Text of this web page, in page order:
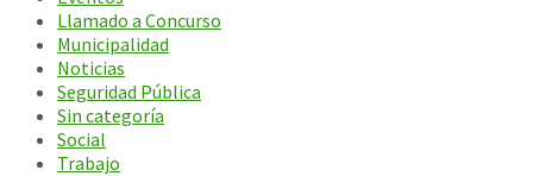
Llamado a Concurso
Municipalidad
Noticias
Seguridad Pública
Sin categoría
Social
Trabajo